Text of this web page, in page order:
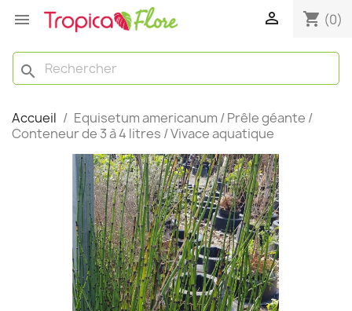
  shopping_cart (0)
search
Accueil
Equisetum americanum / Prêle géante /
Conteneur de 3 à 4 litres / Vivace aquatique